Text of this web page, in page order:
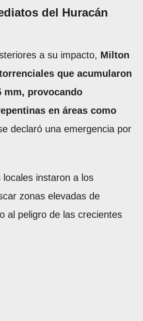
del Huracán
a su impacto, Milton
que acumularon
mm, provocando
en áreas como
declaró una emergencia por
locales instaron a los
zonas elevadas de
al peligro de las crecientes